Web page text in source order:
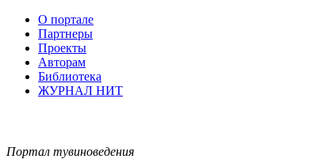
О портале
Партнеры
Проекты
Авторам
Библиотека
ЖУРНАЛ НИТ
Портал тувиноведения